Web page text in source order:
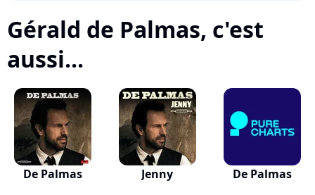
Gérald de Palmas, c'est
aussi...
De Palmas Jenny De Palmas